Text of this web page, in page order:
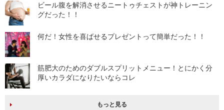
ビール腹を解消させるニートゥチェストが神トレーニン
グだった！！
何だ！女性を喜ばせるプレゼントって簡単だった！！
筋肥大のためのダブルスプリットメニュー！とにかく分
厚いカラダになりたいならコレ
もっと見る